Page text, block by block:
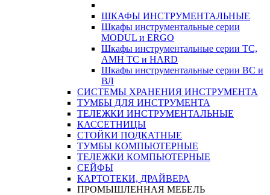
ШКАФЫ ИНСТРУМЕНТАЛЬНЫЕ
Шкафы инструментальные серии
MODUL и ERGO
Шкафы инструментальные серии ТС,
АМН ТС и HARD
Шкафы инструментальные серии ВС и
ВЛ
СИСТЕМЫ ХРАНЕНИЯ ИНСТРУМЕНТА
ТУМБЫ ДЛЯ ИНСТРУМЕНТА
ТЕЛЕЖКИ ИНСТРУМЕНТАЛЬНЫЕ
КАССЕТНИЦЫ
СТОЙКИ ПОДКАТНЫЕ
ТУМБЫ КОМПЬЮТЕРНЫЕ
ТЕЛЕЖКИ КОМПЬЮТЕРНЫЕ
СЕЙФЫ
КАРТОТЕКИ, ДРАЙВЕРА
ПРОМЫШЛЕННАЯ МЕБЕЛЬ